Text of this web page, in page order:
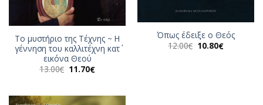
Το μυστήριο της Τέχνης ~ Η
γέννηση του καλλιτέχνη κατ΄
εικόνα Θεού
13.00€ Original
price
11.70€Η
11.70€.
Όπως έδειξε ο Θεός
12.00€ Original
price
10.80€Η